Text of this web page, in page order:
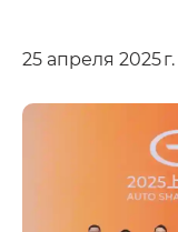
25 апреля 2025 г.